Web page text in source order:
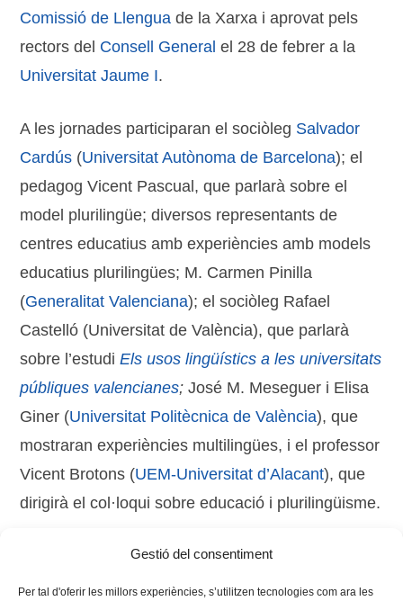
Gestió del consentiment
Per tal d'oferir les millors experiències, s’utilitzen tecnologies com ara les
Comissió de Llengua de la Xarxa i aprovat pels
rectors del Consell General el 28 de febrer a la
Universitat Jaume I.
A les jornades participaran el sociòleg Salvador
Cardús (Universitat Autònoma de Barcelona); el
pedagog Vicent Pascual, que parlarà sobre el
model plurilingüe; diversos representants de
centres educatius amb experiències amb models
educatius plurilingües; M. Carmen Pinilla
(Generalitat Valenciana); el sociòleg Rafael
Castelló (Universitat de València), que parlarà
sobre l’estudiEls usos lingüístics a les universitats
públiques valencianes; José M. Meseguer i Elisa
Giner (Universitat Politècnica de València), que
mostraran experiències multilingües, i el professor
Vicent Brotons (UEM-Universitat d’Alacant), que
dirigirà el col·loqui sobre educació i plurilingüisme.
,política lingüística